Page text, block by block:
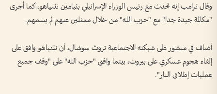
وقال ترامب إنه تحدث مع رئيس الوزراء الإسرائيلي بنيامين نتنياهو، كما أجرى
"مكالمة جيدة جدا" مع "حزب الله" من خلال ممثلين عنهم لم يسمهم.
أضاف في منشور على شبكته الاجتماعية تروث سوشال، أن نتنياهو وافق على
إلغاء هجوم عسكري على بيروت، بينما وافق "حزب الله" على "وقف جميع
عمليات إطلاق النار".